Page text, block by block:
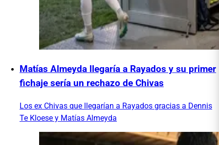
Matías Almeyda llegaría a Rayados y su primer
fichaje sería un rechazo de Chivas
Los ex Chivas que llegarían a Rayados gracias a Dennis
Te Kloese y Matías Almeyda